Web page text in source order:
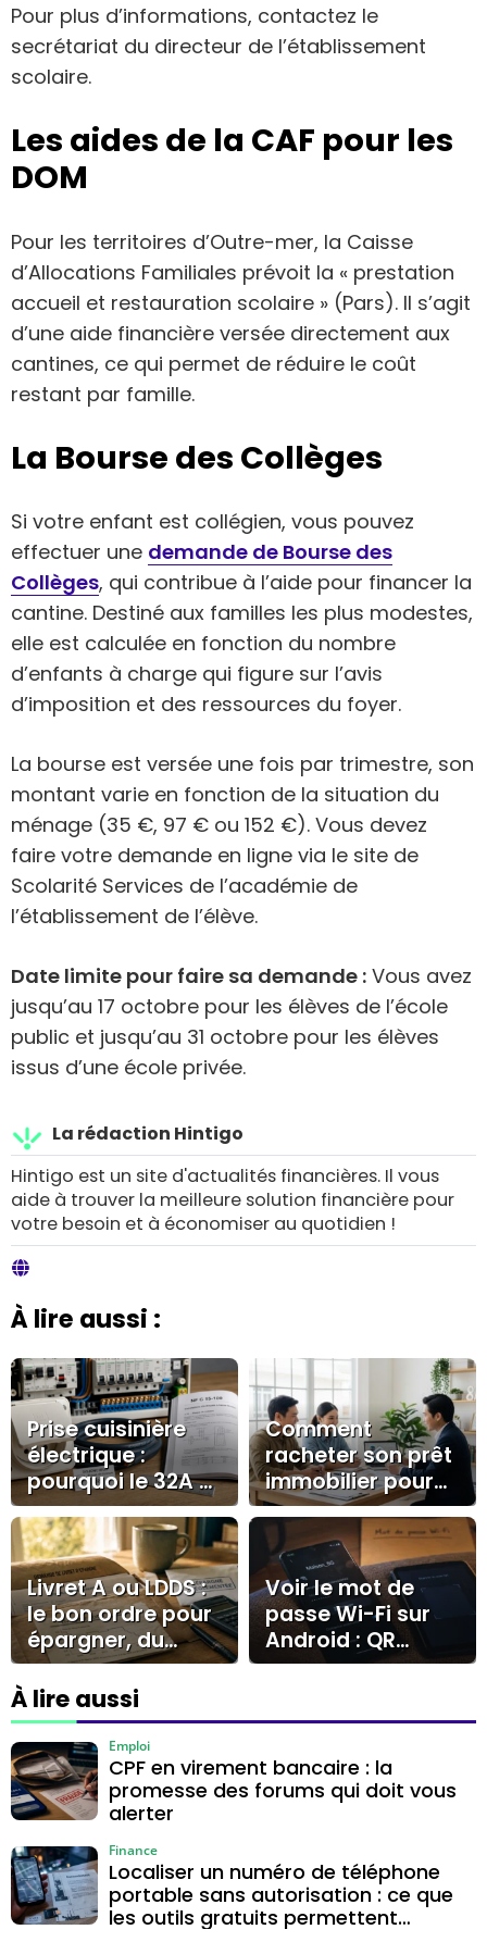
Pour plus d’informations, contactez le
secrétariat du directeur de l’établissement
scolaire.
Les aides de la CAF pour les
DOM
Pour les territoires d’Outre-mer, la Caisse
d’Allocations Familiales prévoit la « prestation
accueil et restauration scolaire » (Pars). Il s’agit
d’une aide financière versée directement aux
cantines, ce qui permet de réduire le coût
restant par famille.
La Bourse des Collèges
Si votre enfant est collégien, vous pouvez
effectuer une demande de Bourse des
Collèges, qui contribue à l’aide pour financer la
cantine. Destiné aux familles les plus modestes,
elle est calculée en fonction du nombre
d’enfants à charge qui figure sur l’avis
d’imposition et des ressources du foyer.
La bourse est versée une fois par trimestre, son
montant varie en fonction de la situation du
ménage (35 €, 97 € ou 152 €). Vous devez
faire votre demande en ligne via le site de
Scolarité Services de l’académie de
l’établissement de l’élève.
Date limite pour faire sa demande : Vous avez
jusqu’au 17 octobre pour les élèves de l’école
public et jusqu’au 31 octobre pour les élèves
issus d’une école privée.
La rédaction Hintigo
Hintigo est un site d'actualités financières. Il vous
aide à trouver la meilleure solution financière pour
votre besoin et à économiser au quotidien !
À lire aussi :
Prise cuisinière
électrique :
pourquoi le 32A et
le circuit dédié
s’imposent
Comment
racheter son prêt
immobilier pour
réaliser des
économies
durables ?
Livret A ou LDDS :
le bon ordre pour
épargner, du
plafond aux
alternatives
Voir le mot de
passe Wi-Fi sur
Android : QR
code, Android 10
À lire aussi
CPF en virement bancaire : la
promesse des forums qui doit vous
alerter
Emploi
Localiser un numéro de téléphone
portable sans autorisation : ce que
les outils gratuits permettent
Finance